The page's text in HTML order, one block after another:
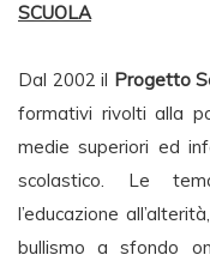
SCUOLA
Dal 2002 il Progetto
formativi rivolti alla
medie superiori ed
scolastico. Le
l’educazione
bullismo a sfondo